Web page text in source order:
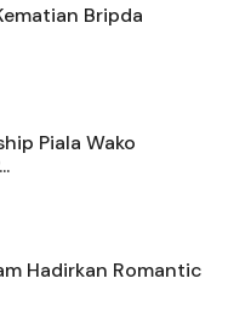
Bripda
Piala Wako
Hadirkan Romantic